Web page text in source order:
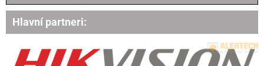
Hlavní partneri: